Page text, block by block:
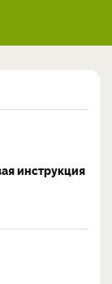
инструкция